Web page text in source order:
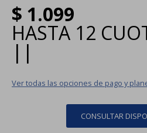
$ 1.099
HASTA 12
| |
Ver todas las opciones de pago y
CONSULTAR